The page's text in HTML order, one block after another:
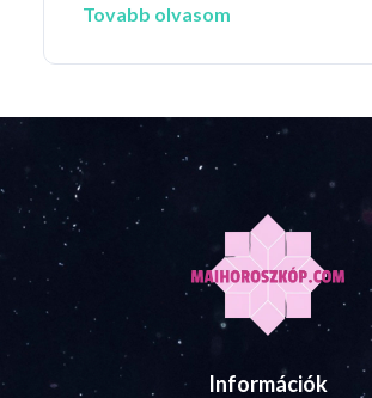
Tovabb olvasom
Információk